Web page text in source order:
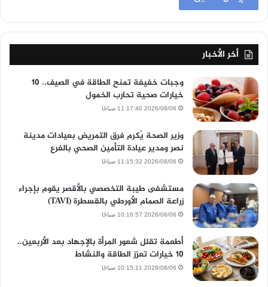
أخر الأخبار
وجبات خفيفة تمنح الطاقة في الصيف.. 10
خيارات صحية تحارب الخمول
2026/08/06 11:17:40 صباحًا
وزير الصحة يُكرم فرق التمريض بعيادات مدينة
نصر ومدير عيادة التأمين الصحي بالفرع
2026/08/06 11:15:32 صباحًا
مستشفى طيبة التخصصي بالأقصر يقوم بإجراء
زراعة الصمام الأورطي بالقسطرة (TAVI)
2026/08/06 10:16:57 صباحًا
أطعمة تقلل شعور المرأة بالإجهاد بعد الأربعين..
10 خيارات تعزز الطاقة والنشاط
2026/08/06 10:15:11 صباحًا